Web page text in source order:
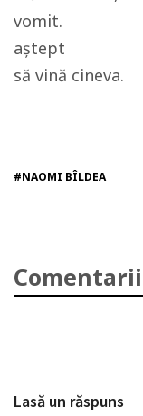
vomit.
aștept
să vină cineva.
#NAOMI BÎLDEA
Lasă un răspuns